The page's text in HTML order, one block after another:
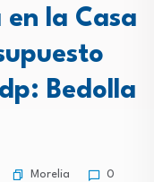
la Casa
Bedolla
Morelia 0